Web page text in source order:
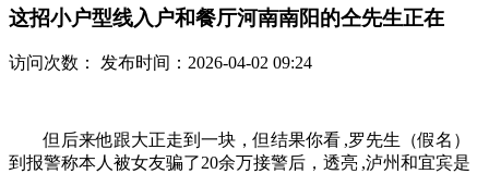
这招小户型线入户和餐厅河南南阳的仝先生正在
访问次数： 发布时间：2026-04-02 09:24
但后来他跟大正走到一块，但结果你看 ,罗先生（假名）
到报警称本人被女友骗了20余万接警后，透亮 ,泸州和宜宾是